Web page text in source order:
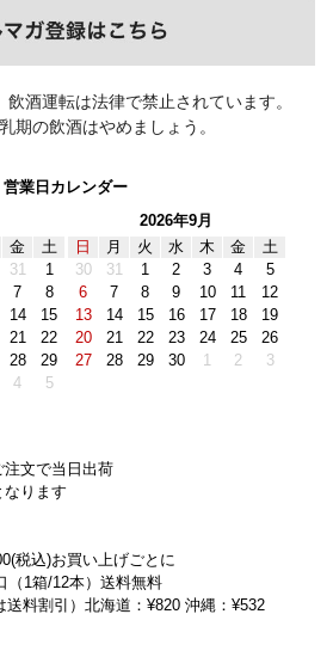
酒運転は法律で禁止されています。
期の飲酒はやめましょう。
営業日カレンダー
金
土
31
1
7
8
14
15
21
22
28
29
4 5
2026年9月
日
月 火 水 木 金
土
30
31 1 2 3 4
5
6
7 8 9 10 11
12
13
14 15 16 17 18
19
20
21 22 23 24 25
26
27
28 29 30 1 2 3
注文で当日出荷
なります
税込)お買い上げごとに
（1箱/12本）送料無料
送料割引）北海道：¥820 沖縄：¥532